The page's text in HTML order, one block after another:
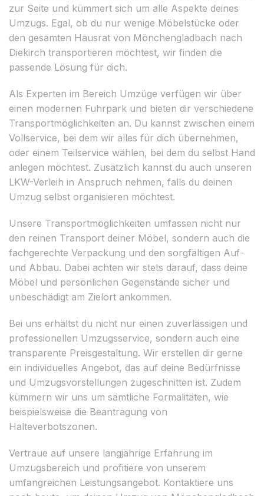
zur Seite und kümmert sich um alle Aspekte deines
Umzugs. Egal, ob du nur wenige Möbelstücke oder
den gesamten Hausrat von Mönchengladbach nach
Diekirch transportieren möchtest, wir finden die
passende Lösung für dich.
Als Experten im Bereich Umzüge verfügen wir über
einen modernen Fuhrpark und bieten dir verschiedene
Transportmöglichkeiten an. Du kannst zwischen einem
Vollservice, bei dem wir alles für dich übernehmen,
oder einem Teilservice wählen, bei dem du selbst Hand
anlegen möchtest. Zusätzlich kannst du auch unseren
LKW-Verleih in Anspruch nehmen, falls du deinen
Umzug selbst organisieren möchtest.
Unsere Transportmöglichkeiten umfassen nicht nur
den reinen Transport deiner Möbel, sondern auch die
fachgerechte Verpackung und den sorgfältigen Auf-
und Abbau. Dabei achten wir stets darauf, dass deine
Möbel und persönlichen Gegenstände sicher und
unbeschädigt am Zielort ankommen.
Bei uns erhältst du nicht nur einen zuverlässigen und
professionellen Umzugsservice, sondern auch eine
transparente Preisgestaltung. Wir erstellen dir gerne
ein individuelles Angebot, das auf deine Bedürfnisse
und Umzugsvorstellungen zugeschnitten ist. Zudem
kümmern wir uns um sämtliche Formalitäten, wie
beispielsweise die Beantragung von
Halteverbotszonen.
Vertraue auf unsere langjährige Erfahrung im
Umzugsbereich und profitiere von unserem
umfangreichen Leistungsangebot. Kontaktiere uns